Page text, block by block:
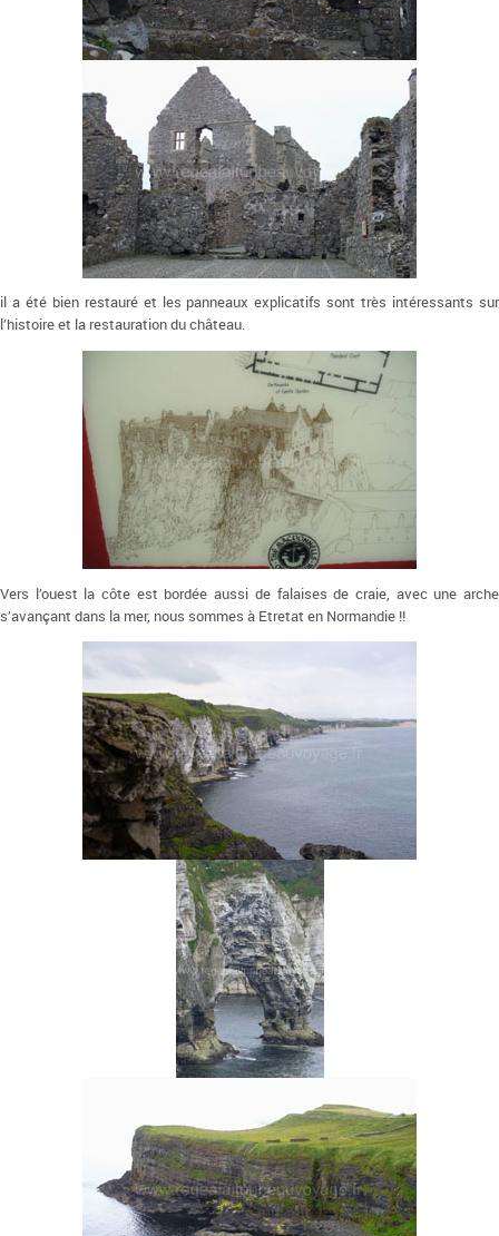
il a été bien restauré et les panneaux explicatifs sont très intéressants sur
l’histoire et la restauration du château.
Vers l’ouest la côte est bordée aussi de falaises de craie, avec une arche
s’avançant dans la mer, nous sommes à Etretat en Normandie !!